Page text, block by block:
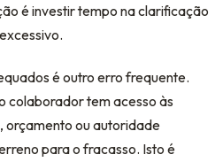
é investir tempo na clarificação
é outro erro frequente.
colaborador tem acesso às
ou autoridade
para o fracasso. Isto é